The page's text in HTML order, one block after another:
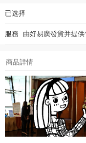
已选择
服務 由好易廣發貨并提
商品詳情